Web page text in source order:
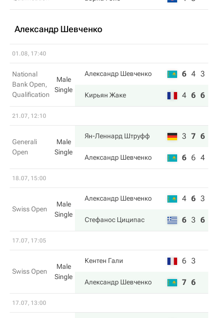
Александр Шевченко
01.08, 17:40
National
Bank Open,
Qualification
Male
Single
Александр Шевченко 6 4 3
Кирьян Жаке 4 6 6
21.07, 12:10
Generali
Open
Male
Single
Ян-Леннард Штруфф 3 7 6
Александр Шевченко 6 6 4
18.07, 15:00
Swiss Open
Male
Single
Александр Шевченко 4 6 3
Стефанос Циципас 6 3 6
17.07, 17:05
Swiss Open
Male
Single
Кентен Гали 6 3
Александр Шевченко 7 6
17.07, 13:00